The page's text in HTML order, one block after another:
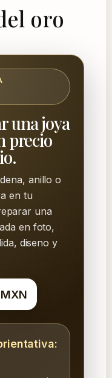
oro
una joya
precio
anillo o
en tu
una
en foto,
diseno y